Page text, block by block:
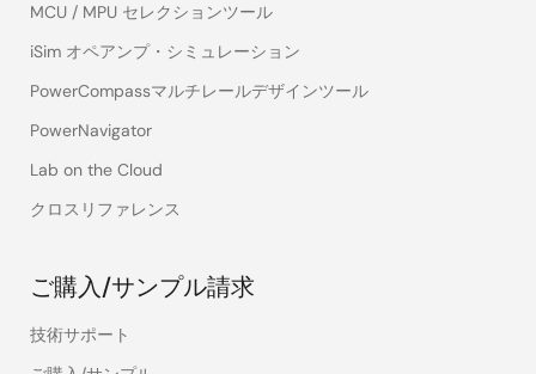
MCU / MPU セレクションツール
iSim オペアンプ・シミュレーション
PowerCompassマルチレールデザインツール
PowerNavigator
Lab on the Cloud
クロスリファレンス
ご購入/サンプル請求
技術サポート